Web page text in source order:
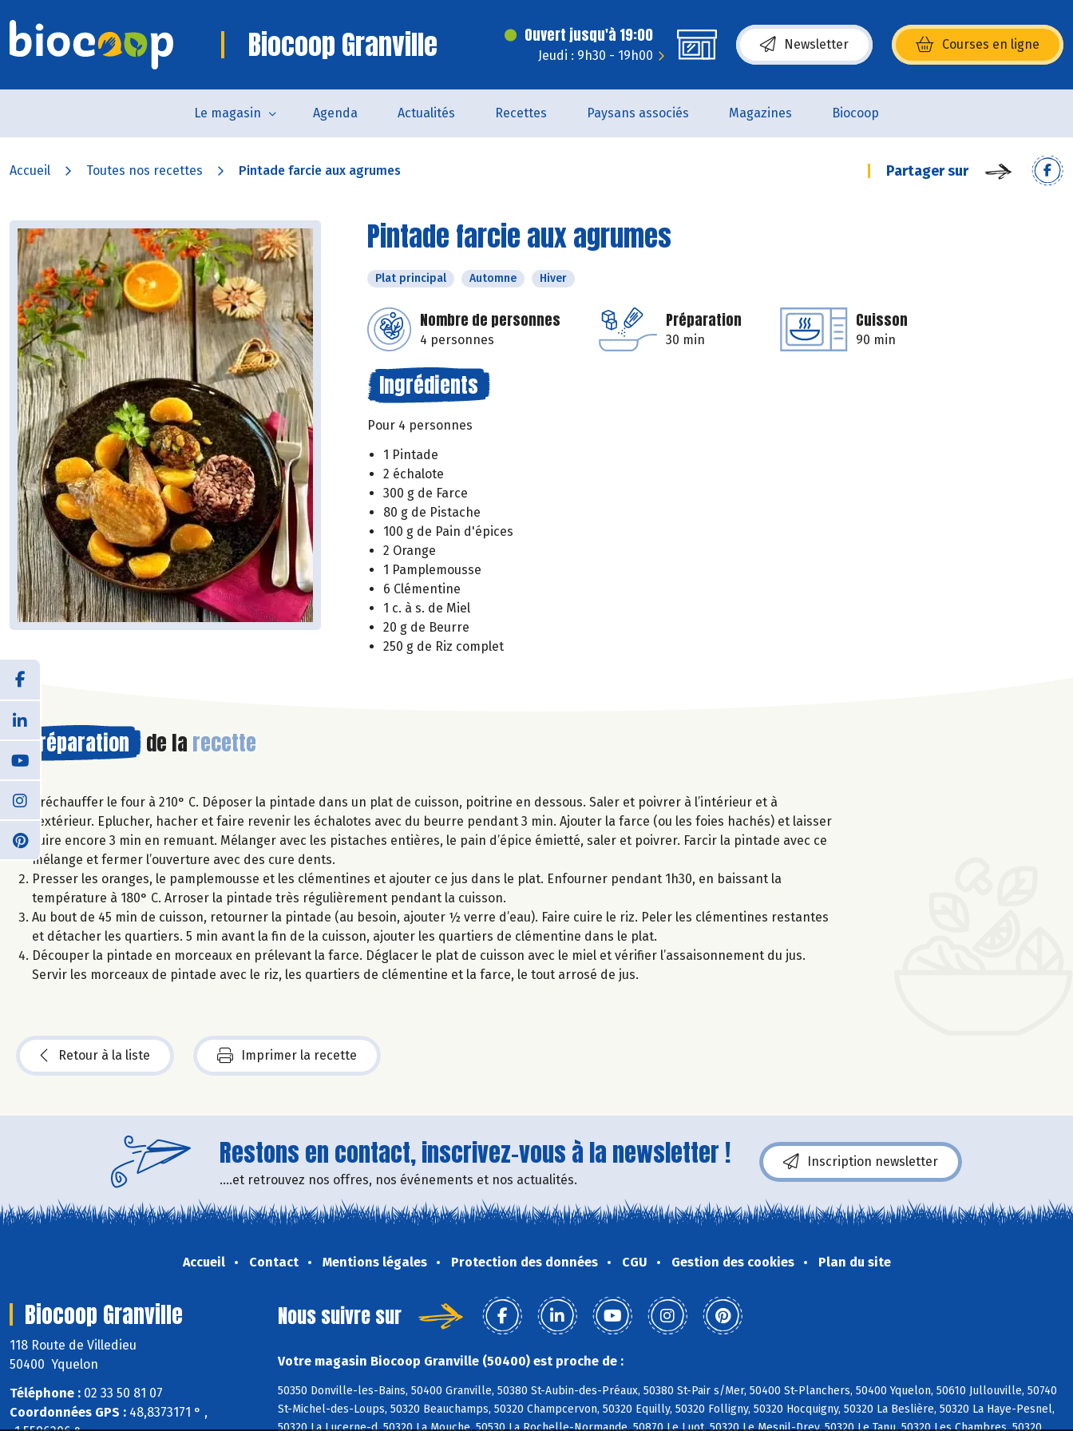
Biocoop Granville Ouvert jusqu'à 19:00
Jeudi : 9h30 - 19h00
Newsletter Courses en ligne
(s’ouvre dans une nouvelle fenêtre)
Le magasin Agenda Actualités Recettes Paysans associés Magazines Biocoop
Accueil Toutes nos recettes Pintade farcie aux agrumes Partager sur
Pintade farcie aux agrumes
Plat principal Automne Hiver
Nombre de personnes
4 personnes
Préparation
30 min
Cuisson
90 min
Ingrédients
Pour 4 personnes
1 Pintade
2 échalote
300 g de Farce
80 g de Pistache
100 g de Pain d'épices
2 Orange
1 Pamplemousse
6 Clémentine
1 c. à s. de Miel
20 g de Beurre
250 g de Riz complet
Préparation de la recette
Préchauffer le four à 210° C. Déposer la pintade dans un plat de cuisson, poitrine en dessous. Saler et poivrer à l’intérieur et à
l’extérieur. Eplucher, hacher et faire revenir les échalotes avec du beurre pendant 3 min. Ajouter la farce (ou les foies hachés) et laisser
cuire encore 3 min en remuant. Mélanger avec les pistaches entières, le pain d’épice émietté, saler et poivrer. Farcir la pintade avec ce
mélange et fermer l’ouverture avec des cure dents.
Presser les oranges, le pamplemousse et les clémentines et ajouter ce jus dans le plat. Enfourner pendant 1h30, en baissant la
température à 180° C. Arroser la pintade très régulièrement pendant la cuisson.
Au bout de 45 min de cuisson, retourner la pintade (au besoin, ajouter ½ verre d’eau). Faire cuire le riz. Peler les clémentines restantes
et détacher les quartiers. 5 min avant la fin de la cuisson, ajouter les quartiers de clémentine dans le plat.
Découper la pintade en morceaux en prélevant la farce. Déglacer le plat de cuisson avec le miel et vérifier l’assaisonnement du jus.
Servir les morceaux de pintade avec le riz, les quartiers de clémentine et la farce, le tout arrosé de jus.
Retour à la liste Imprimer la recette
Restons en contact, inscrivez-vous à la newsletter !
....et retrouvez nos offres, nos événements et nos actualités.
Inscription newsletter
Accueil Contact Mentions légales Protection des données CGU Gestion des cookies Plan du site
Biocoop Granville
118 Route de Villedieu
50400 Yquelon
Téléphone : 02 33 50 81 07
Coordonnées GPS : 48,8373171 ° ,
Nous suivre sur
Votre magasin Biocoop Granville (50400) est proche de :
50350 Donville-les-Bains, 50400 Granville, 50380 St-Aubin-des-Préaux, 50380 St-Pair s/Mer, 50400 St-Planchers, 50400 Yquelon, 50610 Jullouville, 50740
St-Michel-des-Loups, 50320 Beauchamps, 50320 Champcervon, 50320 Equilly, 50320 Folligny, 50320 Hocquigny, 50320 La Beslière, 50320 La Haye-Pesnel,
50320 La Lucerne-d, 50320 La Mouche, 50530 La Rochelle-Normande, 50870 Le Luot, 50320 Le Mesnil-Drey, 50320 Le Tanu, 50320 Les Chambres, 50320